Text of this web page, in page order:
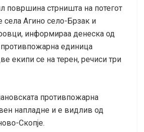
површина стрништа на потегот
села Агино село-Брзак и
информираа денеска од
противпожарна единица
екипи се на терен, речиси три
противпожарна
напладне и е видлив од
Скопје.